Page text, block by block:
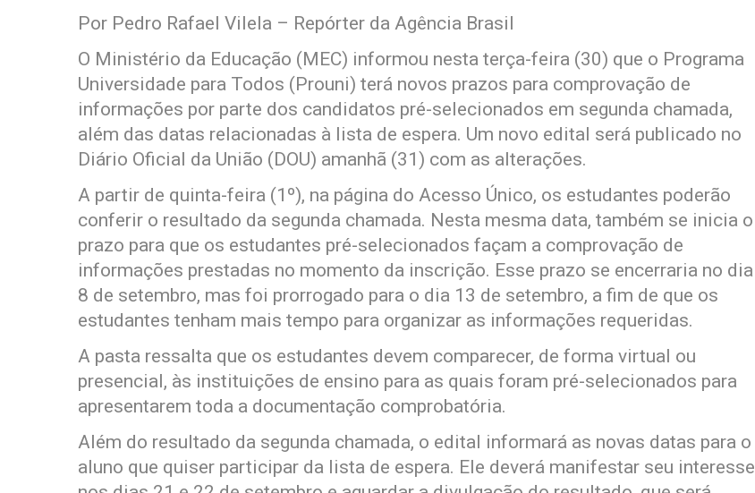
Por Pedro Rafael Vilela – Repórter da Agência Brasil
O Ministério da Educação (MEC) informou nesta terça-feira (30) que o Programa
Universidade para Todos (Prouni) terá novos prazos para comprovação de
informações por parte dos candidatos pré-selecionados em segunda chamada,
além das datas relacionadas à lista de espera. Um novo edital será publicado no
Diário Oficial da União (DOU) amanhã (31) com as alterações.
A partir de quinta-feira (1º), na página do Acesso Único, os estudantes poderão
conferir o resultado da segunda chamada. Nesta mesma data, também se inicia o
prazo para que os estudantes pré-selecionados façam a comprovação de
informações prestadas no momento da inscrição. Esse prazo se encerraria no dia
8 de setembro, mas foi prorrogado para o dia 13 de setembro, a fim de que os
estudantes tenham mais tempo para organizar as informações requeridas.
A pasta ressalta que os estudantes devem comparecer, de forma virtual ou
presencial, às instituições de ensino para as quais foram pré-selecionados para
apresentarem toda a documentação comprobatória.
Além do resultado da segunda chamada, o edital informará as novas datas para o
aluno que quiser participar da lista de espera. Ele deverá manifestar seu interesse